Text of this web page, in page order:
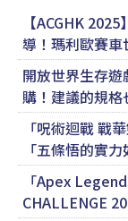
【ACGHK
導！瑪利歐賽
開放世界生存
購！建議的規格
「呪術迴戰 戰
「五條悟的實
「Apex
CHALLENGE